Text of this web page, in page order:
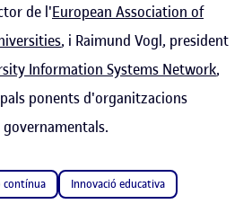
de l'European Association of
, i Raimund Vogl, president
Information Systems Network,
ponents d'organitzacions
contínua Innovació educativa